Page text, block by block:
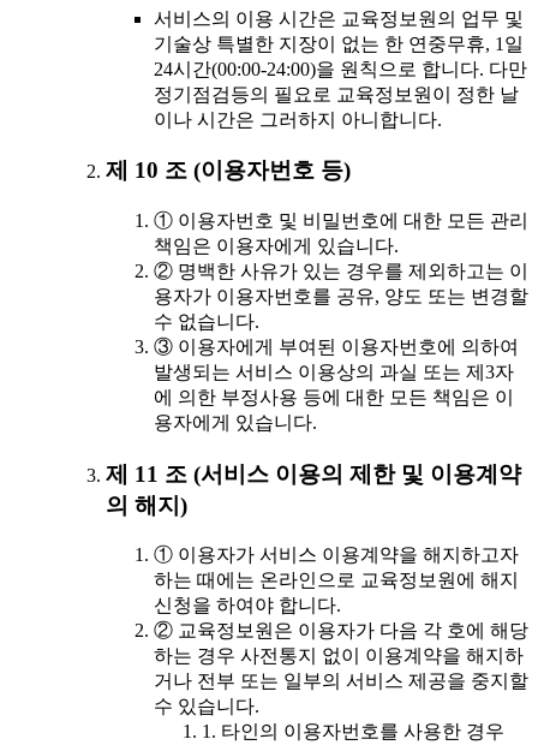
서비스의 이용 시간은 교육정보원의 업무 및
기술상 특별한 지장이 없는 한 연중무휴, 1일
24시간(00:00-24:00)을 원칙으로 합니다. 다만
정기점검등의 필요로 교육정보원이 정한 날
이나 시간은 그러하지 아니합니다.
제 10 조 (이용자번호 등)
① 이용자번호 및 비밀번호에 대한 모든 관리
책임은 이용자에게 있습니다.
② 명백한 사유가 있는 경우를 제외하고는 이
용자가 이용자번호를 공유, 양도 또는 변경할
수 없습니다.
③ 이용자에게 부여된 이용자번호에 의하여
발생되는 서비스 이용상의 과실 또는 제3자
에 의한 부정사용 등에 대한 모든 책임은 이
용자에게 있습니다.
제 11 조 (서비스 이용의 제한 및 이용계약
의 해지)
① 이용자가 서비스 이용계약을 해지하고자
하는 때에는 온라인으로 교육정보원에 해지
신청을 하여야 합니다.
② 교육정보원은 이용자가 다음 각 호에 해당
하는 경우 사전통지 없이 이용계약을 해지하
거나 전부 또는 일부의 서비스 제공을 중지할
수 있습니다.
1. 타인의 이용자번호를 사용한 경우